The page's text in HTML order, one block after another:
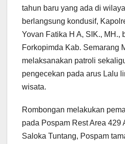
tahun baru yang ada di
berlangsung kondusif,
Yovan Fatika H A, SIK., MH.,
Forkopimda Kab. Semarang
melaksanakan patroli
pengecekan pada arus Lalu
wisata.
Rombongan melakukan
pada Pospam Rest Area 429
Saloka Tuntang, Pospam